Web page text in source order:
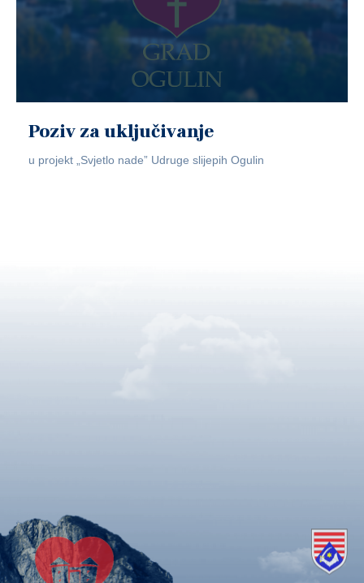
Poziv za uključivanje
u projekt „Svjetlo nade” Udruge slijepih Ogulin